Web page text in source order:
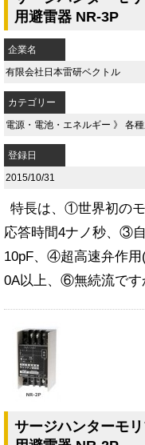
用避雷器 NR-3P
企業名
有限会社日本雷研ベクトル
カテゴリー
電源・電池・エネルギー 》 各
登録日
2015/10/31
特長は、①世界初の
応答時間4ナノ秒、③
10pF、④超高速弁作
0A以上、⑥無続流です
サージハンターモ